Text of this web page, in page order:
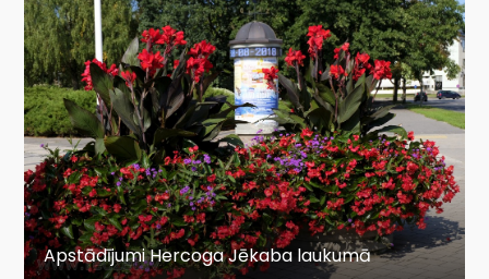
Apstādījumi Hercoga Jēkaba laukumā